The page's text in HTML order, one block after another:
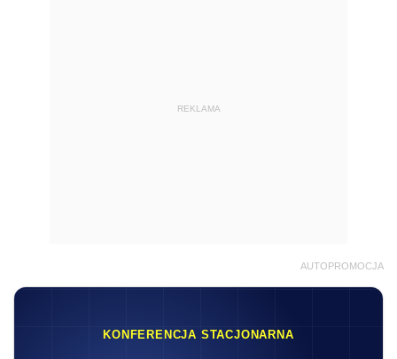
REKLAMA
AUTOPROMOCJA
KONFERENCJA STACJONARNA